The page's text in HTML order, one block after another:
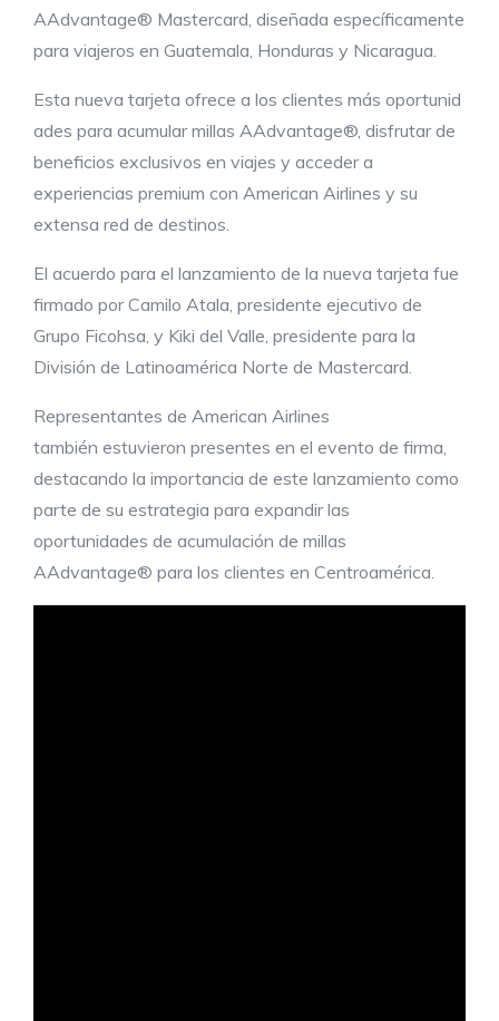
AAdvantage® Mastercard, diseñada específicamente
para viajeros en Guatemala, Honduras y Nicaragua.
Esta nueva tarjeta ofrece a los clientes más oportunid
ades para acumular millas AAdvantage®, disfrutar de
beneficios exclusivos en viajes y acceder a
experiencias premium con American Airlines y su
extensa red de destinos.
El acuerdo para el lanzamiento de la nueva tarjeta fue
firmado por Camilo Atala, presidente ejecutivo de
Grupo Ficohsa, y Kiki del Valle, presidente para la
División de Latinoamérica Norte de Mastercard.
Representantes de American Airlines
también estuvieron presentes en el evento de firma,
destacando la importancia de este lanzamiento como
parte de su estrategia para expandir las
oportunidades de acumulación de millas
AAdvantage® para los clientes en Centroamérica.